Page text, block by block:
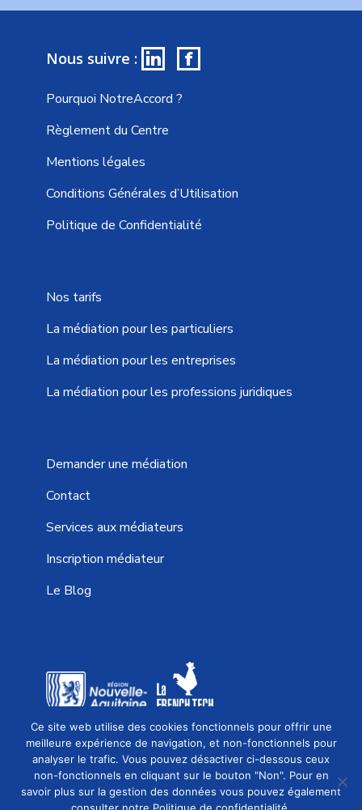
EFFICACE, RAPIDE ET ÉCONOMIQUE
80%de réussite
Unesolution rapidement
Demander une médiation
Nous suivre : in f
Pourquoi NotreAccord ?
Règlement du Centre
Mentions légales
Conditions Générales d’Utilisation
Politique de Confidentialité
Nos tarifs
La médiation pour les particuliers
La médiation pour les entreprises
La médiation pour les professions juridiques
Demander une médiation
Contact
Services aux médiateurs
Inscription médiateur
Le Blog
Ce site web utilise des cookies fonctionnels pour offrir une
meilleure expérience de navigation, et non-fonctionnels pour
analyser le trafic. Vous pouvez désactiver ci-dessous ceux
non-fonctionnels en cliquant sur le bouton "Non". Pour en
savoir plus sur la gestion des données vous pouvez également